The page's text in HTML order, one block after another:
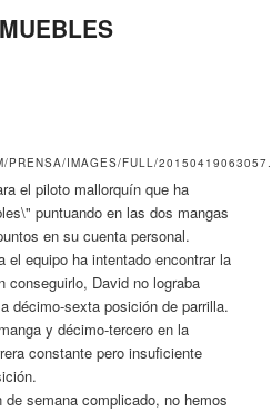
el piloto mallorquín que ha
puntuando en las dos mangas
en su cuenta personal.
el equipo ha intentado encontrar la
conseguirlo, David no lograba
décimo-sexta posición de parrilla.
y décimo-tercero en la
constante pero insuficiente
semana complicado, no hemos